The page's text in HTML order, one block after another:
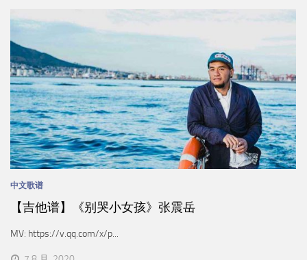
中文歌谱
【吉他谱】《别哭小女孩》张震岳
MV: https://v.qq.com/x/p...